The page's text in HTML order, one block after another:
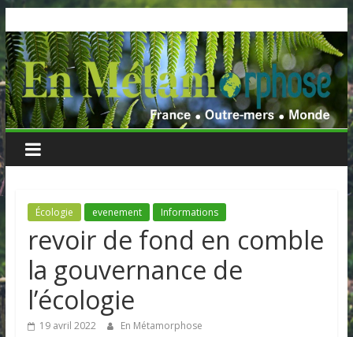
to
content
Écologie evenement Informations
revoir de fond en comble
la gouvernance de
l’écologie
19 avril 2022 En Métamorphose